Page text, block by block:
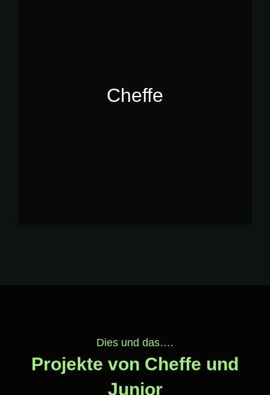
Cheffe
Dies und das….
Projekte von Cheffe und
Junior